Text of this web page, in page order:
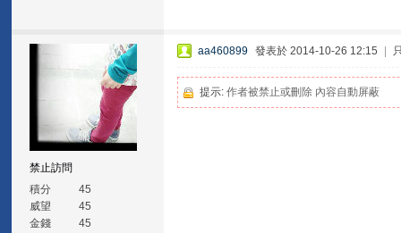
禁止訪問
積分
45
威望
45
金錢
45
aa460899 發表於 2014-10-26 12:15
提示:作者被禁止或刪除 內容自動屏蔽